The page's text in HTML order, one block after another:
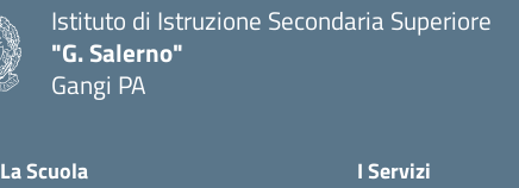
Istituto di Istruzione Secondaria Superiore
"G. Salerno"
Gangi PA
La Scuola I Servizi